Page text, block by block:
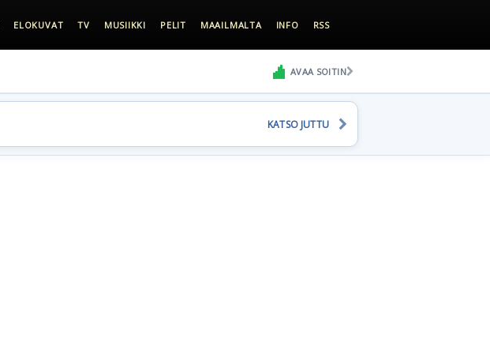
ELOKUVAT TV MUSIIKKI PELIT MAAILMALTA INFO RSS
AVAA SOITIN
KATSO JUTTU